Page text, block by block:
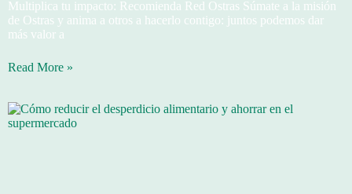
Multiplica tu impacto: Recomienda Red Ostras Súmate a la misión
de Ostras y anima a otros a hacerlo contigo: juntos podemos dar
más valor a
Read More »